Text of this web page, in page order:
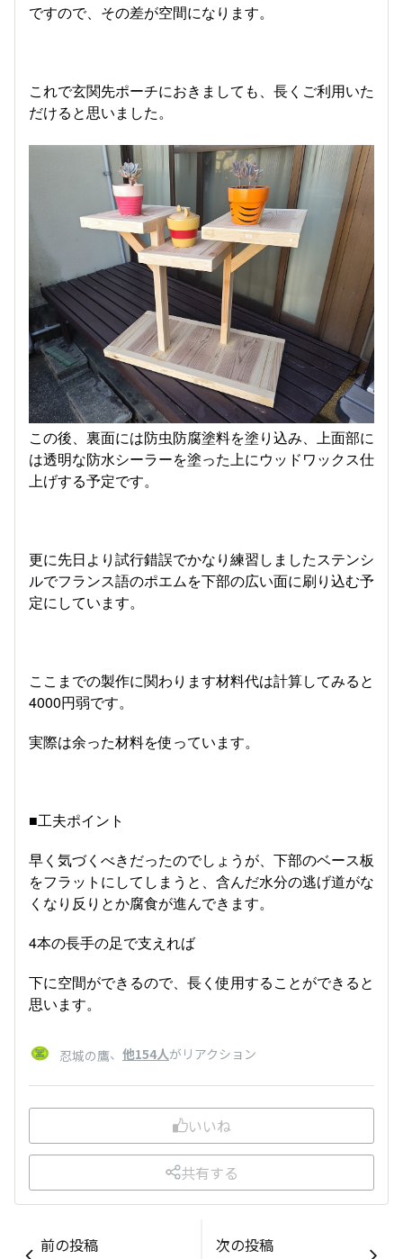
ですので、その差が空間になります。
これで玄関先ポーチにおきましても、長くご利用いた
だけると思いました。
この後、裏面には防虫防腐塗料を塗り込み、上面部に
は透明な防水シーラーを塗った上にウッドワックス仕
上げする予定です。
更に先日より試行錯誤でかなり練習しましたステンシ
ルでフランス語のポエムを下部の広い面に刷り込む予
定にしています。
ここまでの製作に関わります材料代は計算してみると
4000円弱です。
実際は余った材料を使っています。
■工夫ポイント
早く気づくべきだったのでしょうが、下部のベース板
をフラットにしてしまうと、含んだ水分の逃げ道がな
くなり反りとか腐食が進んできます。
4本の長手の足で支えれば
下に空間ができるので、長く使用することができると
思います。
忍城の鷹、 他154人がリアクション
いいね
共有する
前の投稿
次の投稿